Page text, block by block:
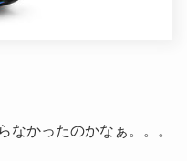
なかったのかなぁ。。。